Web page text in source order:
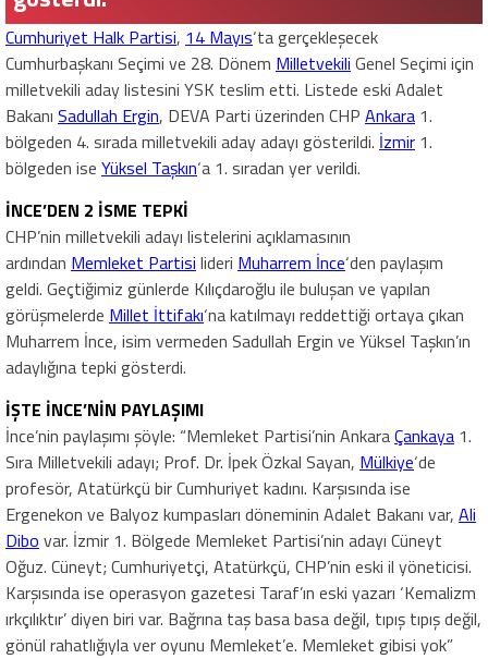
Cumhuriyet Halk Partisi, 14 Mayıs‘ta gerçekleşecek
Cumhurbaşkanı Seçimi ve 28. Dönem Milletvekili Genel Seçimi için
milletvekili aday listesini YSK teslim etti. Listede eski Adalet
Bakanı Sadullah Ergin, DEVA Parti üzerinden CHP Ankara 1.
bölgeden 4. sırada milletvekili aday adayı gösterildi. İzmir 1.
bölgeden ise Yüksel Taşkın‘a 1. sıradan yer verildi.
İNCE’DEN 2 İSME TEPKİ
CHP’nin milletvekili adayı listelerini açıklamasının
ardından Memleket Partisi lideri Muharrem İnce‘den paylaşım
geldi. Geçtiğimiz günlerde Kılıçdaroğlu ile buluşan ve yapılan
görüşmelerde Millet İttifakı‘na katılmayı reddettiği ortaya çıkan
Muharrem İnce, isim vermeden Sadullah Ergin ve Yüksel Taşkın’ın
adaylığına tepki gösterdi.
İŞTE İNCE’NİN PAYLAŞIMI
İnce’nin paylaşımı şöyle: “Memleket Partisi’nin AnkaraÇankaya 1.
Sıra Milletvekili adayı; Prof. Dr. İpek Özkal Sayan, Mülkiye‘de
profesör, Atatürkçü bir Cumhuriyet kadını. Karşısında ise
Ergenekon ve Balyoz kumpasları döneminin Adalet Bakanı var, Ali
Dibo var. İzmir 1. Bölgede Memleket Partisi’nin adayı Cüneyt
Oğuz. Cüneyt; Cumhuriyetçi, Atatürkçü, CHP’nin eski il yöneticisi.
Karşısında ise operasyon gazetesi Taraf’ın eski yazarı ‘Kemalizm
ırkçılıktır’ diyen biri var. Bağrına taş basa basa değil, tıpış tıpış değil,
gönül rahatlığıyla ver oyunu Memleket’e. Memleket gibisi yok”